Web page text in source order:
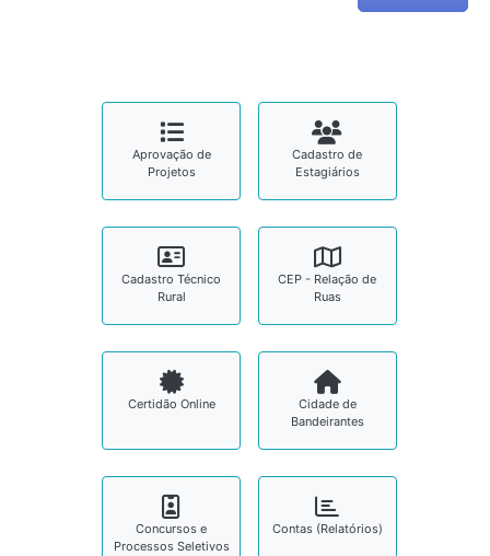
Aprovação de
Projetos
Cadastro de
Estagiários
Cadastro Técnico
Rural
CEP - Relação de
Ruas
Certidão Online
Cidade de
Bandeirantes
Concursos e
Processos Seletivos
Contas (Relatórios)